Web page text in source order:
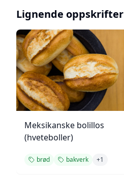
Lignende oppskrifter
Meksikanske bolillos
(hveteboller)
brød bakverk +1